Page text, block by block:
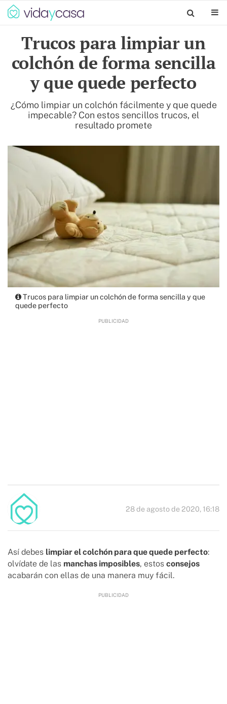
Trucos para limpiar un
colchón de forma sencilla
y que quede perfecto
¿Cómo limpiar un colchón fácilmente y que quede
impecable? Con estos sencillos trucos, el
resultado promete
Trucos para limpiar un colchón de forma sencilla y que
quede perfecto
28 de agosto de 2020, 16:18
Así debes limpiar el colchón para que quede perfecto:
olvídate de las manchas imposibles, estos consejos
acabarán con ellas de una manera muy fácil.